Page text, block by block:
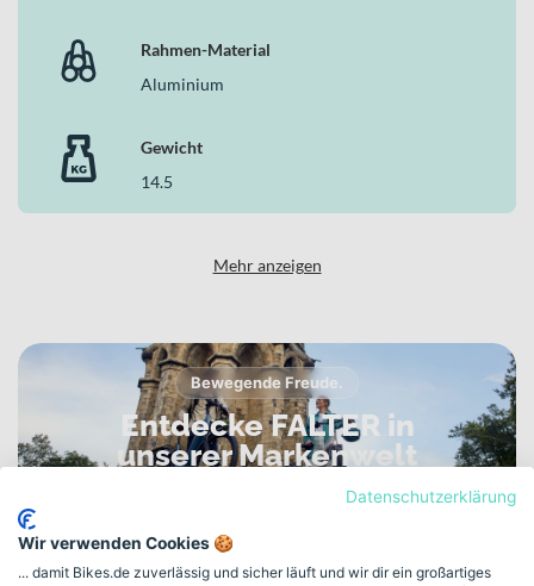
Rahmen-Material
Aluminium
Gewicht
14.5
Mehr anzeigen
Bewegende Freude.
Entdecke FALTER in
unserer Markenwelt
VERLÄSSLICH. DURCHDACHT. GEMACHT FÜR DEN
Zur FALTER Markenwelt
Datenschutzerklärung
Wir verwenden Cookies 🍪
... damit Bikes.de zuverlässig und sicher läuft und wir dir ein großartiges